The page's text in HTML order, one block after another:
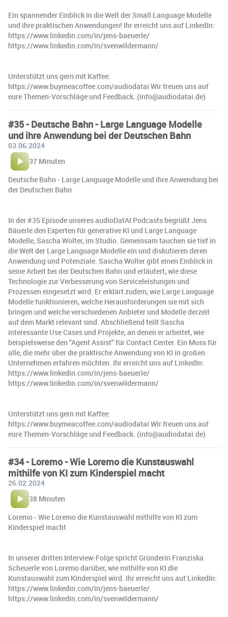
Ein spannender Einblick in die Welt der Small Language Modelle
und ihre praktischen Anwendungen! Ihr erreicht uns auf LinkedIn:
https://www.linkedin.com/in/jens-baeuerle/
https://www.linkedin.com/in/svenwildermann/
Unterstützt uns gern mit Kaffee:
https://www.buymeacoffee.com/audiodatai Wir freuen uns auf
eure Themen-Vorschläge und Feedback. (info@audiodatai.de)
#35 - Deutsche Bahn - Large Language Modelle
und ihre Anwendung bei der Deutschen Bahn
03.06.2024
37 Minuten
Deutsche Bahn - Large Language Modelle und ihre Anwendung bei
der Deutschen Bahn
In der #35 Episode unseres audioDatAI Podcasts begrüßt Jens
Bäuerle den Experten für generative KI und Large Language
Modelle, Sascha Wolter, im Studio. Gemeinsam tauchen sie tief in
die Welt der Large Language Modelle ein und diskutieren deren
Anwendung und Potenziale. Sascha Wolter gibt einen Einblick in
seine Arbeit bei der Deutschen Bahn und erläutert, wie diese
Technologie zur Verbesserung von Serviceleistungen und
Prozessen eingesetzt wird. Er erklärt zudem, wie Large Language
Modelle funktionieren, welche Herausforderungen sie mit sich
bringen und welche verschiedenen Anbieter und Modelle derzeit
auf dem Markt relevant sind. Abschließend teilt Sascha
interessante Use Cases und Projekte, an denen er arbeitet, wie
beispielsweise den "Agent Assist" für Contact Center. Ein Muss für
alle, die mehr über die praktische Anwendung von KI in großen
Unternehmen erfahren möchten. Ihr erreicht uns auf LinkedIn:
https://www.linkedin.com/in/jens-baeuerle/
https://www.linkedin.com/in/svenwildermann/
Unterstützt uns gern mit Kaffee:
https://www.buymeacoffee.com/audiodatai Wir freuen uns auf
eure Themen-Vorschläge und Feedback. (info@audiodatai.de)
#34 - Loremo - Wie Loremo die Kunstauswahl
mithilfe von KI zum Kinderspiel macht
26.02.2024
38 Minuten
Loremo - Wie Loremo die Kunstauswahl mithilfe von KI zum
Kinderspiel macht
In unserer dritten Interview-Folge spricht Gründerin Franziska
Scheuerle von Loremo darüber, wie mithilfe von KI die
Kunstauswahl zum Kinderspiel wird. Ihr erreicht uns auf LinkedIn:
https://www.linkedin.com/in/jens-baeuerle/
https://www.linkedin.com/in/svenwildermann/